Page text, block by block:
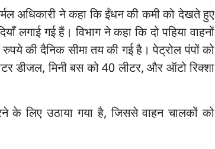
अधिकारी ने कहा कि ईंधन की कमी को देखते हुए
लगाई गई हैं। विभाग ने कहा कि दो पहिया वाहनों
की दैनिक सीमा तय की गई है। पेट्रोल पंपों को
डीजल, मिनी बस को 40 लीटर, और ऑटो रिक्शा
के लिए उठाया गया है, जिससे वाहन चालकों को